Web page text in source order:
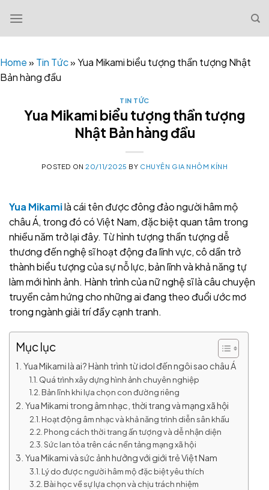
content
Home» Tin Tức»Yua Mikami biểu tượng thần tượng Nhật
Bản hàng đầu
TIN TỨC
Yua Mikami biểu tượng thần tượng
Nhật Bản hàng đầu
POSTED ON20/11/2025 BY CHUYÊN GIA NHÔM KÍNH
Yua Mikamilà cái tên được đông đảo người hâm mộ
châu Á, trong đó có Việt Nam, đặc biệt quan tâm trong
nhiều năm trở lại đây. Từ hình tượng thần tượng dễ
thương đến nghệ sĩ hoạt động đa lĩnh vực, cô dần trở
thành biểu tượng của sự nỗ lực, bản lĩnh và khả năng tự
làm mới hình ảnh. Hành trình của nữ nghệ sĩ là câu chuyện
truyền cảm hứng cho những ai đang theo đuổi ước mơ
trong ngành giải trí đầy cạnh tranh.
Mục lục
Yua Mikami là ai? Hành trình từ idol đến ngôi sao châu Á
Quá trình xây dựng hình ảnh chuyên nghiệp
Bản lĩnh khi lựa chọn con đường riêng
Yua Mikami trong âm nhạc, thời trang và mạng xã hội
Hoạt động âm nhạc và khả năng trình diễn sân khấu
Phong cách thời trang ấn tượng và dễ nhận diện
Sức lan tỏa trên các nền tảng mạng xã hội
Yua Mikami và sức ảnh hưởng với giới trẻ Việt Nam
Lý do được người hâm mộ đặc biệt yêu thích
Bài học về sự lựa chọn và chịu trách nhiệm